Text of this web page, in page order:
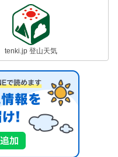
tenki.jp 登山天気